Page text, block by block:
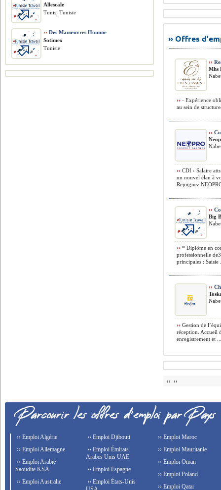
›› Offres
››
Mhs
›› - Expérience
au sein de
››
›› CDI › Salaire
un nouvel élan à
Rejoignez
››
Big
›› * Diplôme en
professionnelle
principales : Saisie
››
›› Gestion de
réception. Accueil
enregistrement et
›› ››
Allescale
Tunis, Tunisie
›› Des Manœuvres Homme
Sotimex
Tunisie
›› Emploi Algérie
›› Emploi Allemagne
›› Emploi Arabie
Saoudite KSA
›› Emploi Australie
›› Emploi Djibouti
›› Emploi Émirats
Arabes Unis UAE
›› Emploi Espagne
›› Emploi États-Unis
›› Emploi Maroc
›› Emploi Mauritanie
›› Emploi Oman
›› Emploi Poland
›› Emploi Qatar